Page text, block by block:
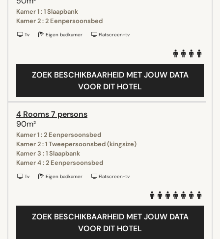
Kamer 1 : 1 Slaapbank
Kamer 2 : 2 Eenpersoonsbed
Tv Eigen badkamer Flatscreen-tv
ZOEK BESCHIKBAARHEID MET JOUW DATA
VOOR DIT HOTEL
4 Rooms 7 persons
90m²
Kamer 1 : 2 Eenpersoonsbed
Kamer 2 : 1 Tweepersoonsbed (kingsize)
Kamer 3 : 1 Slaapbank
Kamer 4 : 2 Eenpersoonsbed
Tv Eigen badkamer Flatscreen-tv
ZOEK BESCHIKBAARHEID MET JOUW DATA
VOOR DIT HOTEL